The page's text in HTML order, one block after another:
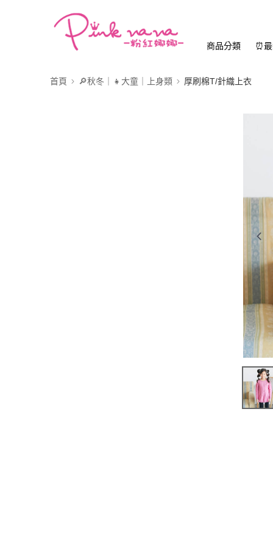
商品分類 ⏰
首頁 🔎秋冬｜👧大童｜上身類 厚刷棉T/針織上衣